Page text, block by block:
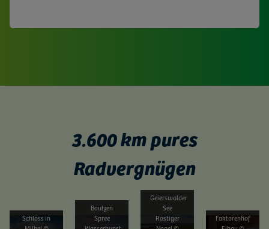
3.600 km pures
Radvergnügen
Bild vergrößern
Schloss in
Bild vergrößern
Bautzen
Spree
Bild vergrößern
Geierswalder
See
Rostiger
Bild vergrößern
Faktorenhof